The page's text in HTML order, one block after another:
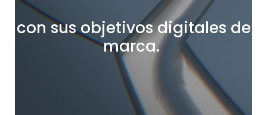
con sus objetivos digitales de
marca.